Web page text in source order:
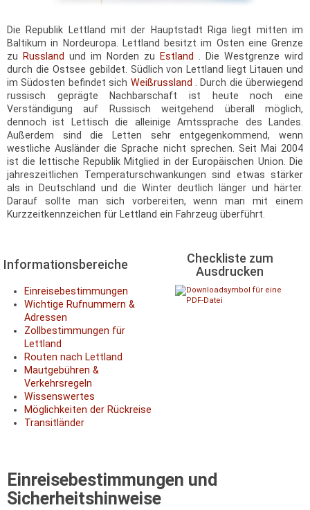
Die Republik Lettland mit der Hauptstadt Riga liegt mitten im
Baltikum in Nordeuropa. Lettland besitzt im Osten eine Grenze
zu
Russland und im Norden zu Estland . Die Westgrenze wird
durch die Ostsee gebildet. Südlich von Lettland liegt Litauen und
im Südosten befindet sich Weißrussland . Durch die überwiegend
russisch geprägte Nachbarschaft ist heute noch eine
Verständigung auf Russisch weitgehend überall möglich,
dennoch ist Lettisch die alleinige Amtssprache des Landes.
Außerdem sind die Letten sehr entgegenkommend, wenn
westliche Ausländer die Sprache nicht sprechen. Seit Mai 2004
ist die lettische Republik Mitglied in der Europäischen Union. Die
jahreszeitlichen Temperaturschwankungen sind etwas stärker
als in Deutschland und die Winter deutlich länger und härter.
Darauf sollte man sich vorbereiten, wenn man mit einem
Kurzzeitkennzeichen für Lettland ein Fahrzeug überführt.
Informationsbereiche
Checkliste zum
Ausdrucken
Einreisebestimmungen
Wichtige Rufnummern &
Adressen
Zollbestimmungen für
Lettland
Routen nach Lettland
Mautgebühren &
Verkehrsregeln
Wissenswertes
Möglichkeiten der Rückreise
Transitländer
Einreisebestimmungen und
Sicherheitshinweise